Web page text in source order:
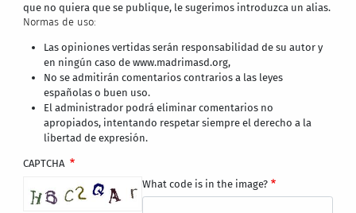
que no quiera que se publique, le sugerimos introduzca un alias.
Normas de uso:
Las opiniones vertidas serán responsabilidad de su autor y
en ningún caso de www.madrimasd.org,
No se admitirán comentarios contrarios a las leyes
españolas o buen uso.
El administrador podrá eliminar comentarios no
apropiados, intentando respetar siempre el derecho a la
libertad de expresión.
CAPTCHA
What code is in the image?